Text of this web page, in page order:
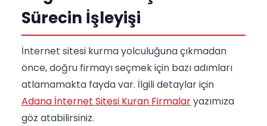
Sürecin İşleyişi
İnternet sitesi kurma yolculuğuna çıkmadan
önce, doğru firmayı seçmek için bazı adımları
atlamamakta fayda var. İlgili detaylar için
Adana İnternet Sitesi Kuran Firmalaryazımıza
göz atabilirsiniz.